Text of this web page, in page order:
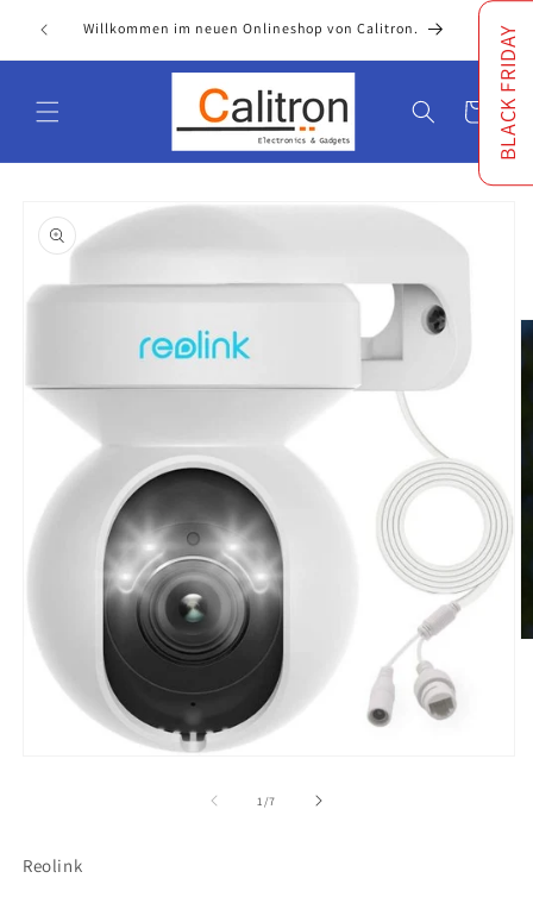
zum
Willkommen im neuen Onlineshop von Calitron.
Warenkorb
1/von
7
Reolink
BLACK FRIDAY